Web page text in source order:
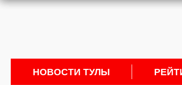
НОВОСТИ ТУЛЫ